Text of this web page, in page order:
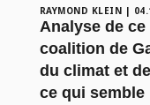
RAYMOND KLEIN |
Analyse de
coalition de
du climat et
ce qui semble